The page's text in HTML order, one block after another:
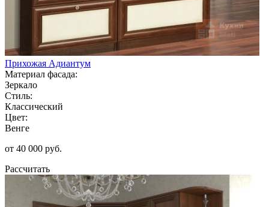
Прихожая Адиантум
Материал фасада:
Зеркало
Стиль:
Классический
Цвет:
Венге
от 40 000 руб.
Рассчитать